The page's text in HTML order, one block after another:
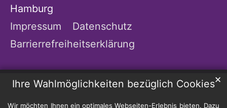
Ihre Wahlmöglichkeiten bezüglich Cookies
Wir möchten Ihnen ein optimales Webseiten-Erlebnis bieten. Dazu
✕
Hamburg
Impressum
Datenschutz
Barrierrefreiheitserklärung